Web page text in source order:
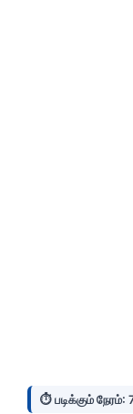
⏱️ படிக்கும் நேரம்: